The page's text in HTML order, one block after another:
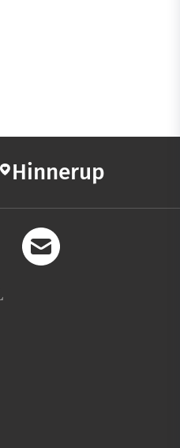
Hinnerup